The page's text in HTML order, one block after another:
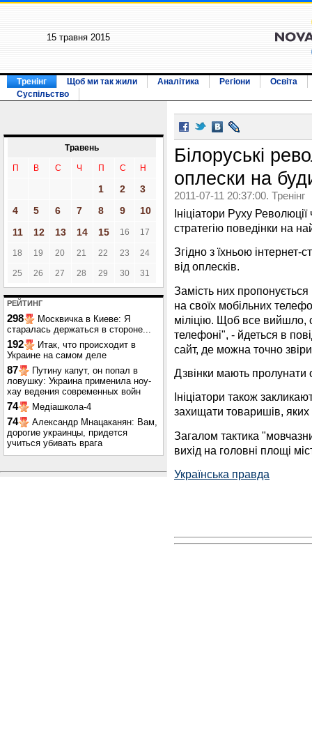
15 травня 2015
Тренінг Щоб ми так жили Аналітика Регіони
Освіта
Суспільство
Травень
П В С Ч П С Н
1 2
3
4
5 6 7 8 9
10
11
12 13 14 15 16 17
18 19 20 21 22 23 24
25 26 27 28 29 30 31
РЕЙТИНГ
298
Москвичка в Киеве: Я
старалась держаться в стороне...
192
Итак, что происходит в
Украине на самом деле
87
Путину капут, он попал в
ловушку: Украина применила ноу-
хау ведения современных войн
74 Медіашкола-4
74
Александр Мнацаканян: Вам,
дорогие украинцы, придется
учиться убивать врага
Білоруські
оплески на
2011-07-11 20:37:00. Тренінг
Ініціатори Руху
стратегію поведінки на
Згідно з їхньою
від оплесків.
Замість них
на своїх мобільних
міліцію. Щоб все вийшло,
телефоні", - йдеться в
сайт, де можна точно
Дзвінки мають пролунати
Ініціатори також
захищати товаришів,
Загалом тактика
вихід на головні площі
Українська правда